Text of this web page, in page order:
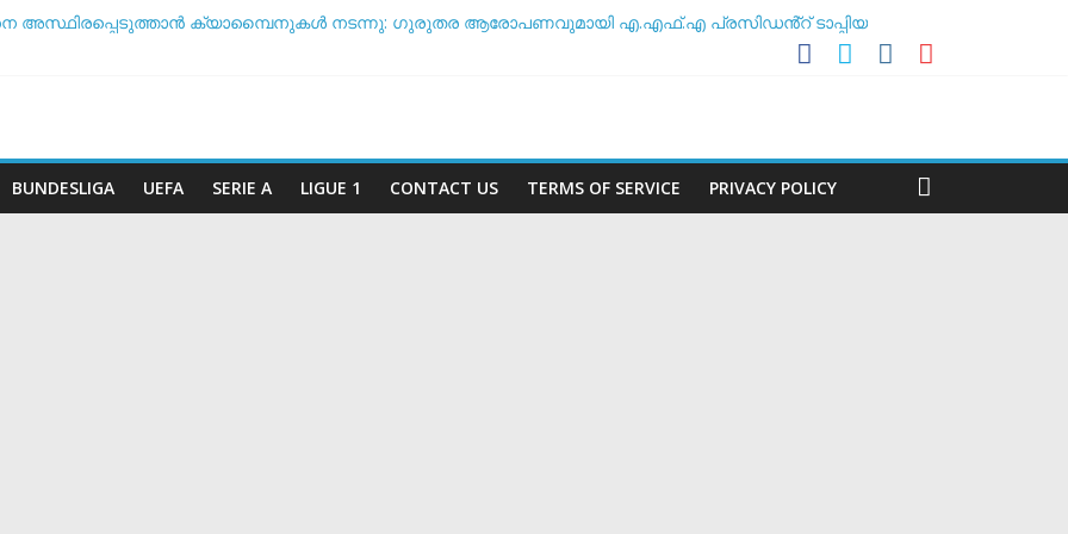
അസ്ഥിരപ്പെടുത്താൻ ക്യാമ്പൈനുകൾ നടന്നു: ഗുരുതര ആരോപണവുമായി എ.എഫ്.എ പ്രസിഡൻ്റ് ടാപ്പിയ
BUNDESLIGA UEFA SERIE A LIGUE 1 CONTACT US TERMS OF SERVICE PRIVACY POLICY